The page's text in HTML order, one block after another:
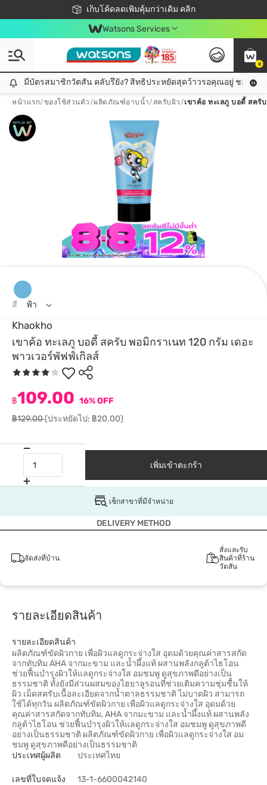
เก็บโค้ดลดเพิ่มคุ้มกว่าเดิม คลิก
ชอปออนไลน์ครั้งแรก ลดเพิ่มจุก ๆ 10%! 🎉
📦ส่งฟรี! เมื่อชอป 499฿
สมาชิกวัตสัน คลับดียังไง?
Watsons Services
0
มีบัตรสมาชิกวัตสัน คลับรึยัง? สิทธิประหยัดสุดว้าวรอคุณอยู่ ชอปคุ้มกว่าเดิม คลิก!
มีบัตรสมาชิกวัตสัน คลับรึยัง? สิทธิประหยัดสุดว้าวรอคุณอยู่ ชอปคุ้มก
หน้าแรก/ของใช้ส่วนตัว/ผลิตภัณฑ์อาบน้ำ/ สครับผิว/เขาค้อ ทะเลภู บอดี้ สครั
Khaokho
เขาค้อ ทะเลภู บอดี้ สครับ พอมิกราเนท 120 กรัม เดอะ
พาวเวอร์พัฟฟ์เกิลส์
฿109.00 16% OFF
฿129.00(ประหยัดไป: ฿20.00)
สี ฟ้า
เพิ่มเข้าตะกร้า
เช็กสาขาที่มีจำหน่าย
DELIVERY METHOD
จัดส่งที่บ้าน
สั่งและรับ
สินค้าที่ร้าน
วัตสัน
รายละเอียดสินค้า
รายละเอียดสินค้า
ผลิตภัณฑ์ขัดผิวกาย เพื่อผิวแลดูกระจ่างใส อุดมด้วยคุณค่าสารสกัด
จากทับทิม AHA จากมะขาม และน้ำผึ้งแท้ ผสานพลังกลูต้าไธโอน
ช่วยฟื้นบำรุงผิวให้แลดูกระจ่างใส อมชมพู ดูสุขภาพดีอย่างเป็น
ธรรมชาติ ทั้งยังมีส่วนผสมของไฮยาลูรอนที่ช่วยเติมความชุ่มชื้นให้
ผิว เม็ดสครับเนื้อละเอียดจากน้ำตาลธรรมชาติ ไม่บาดผิว สามารถ
ใช้ได้ทุกวัน ผลิตภัณฑ์ขัดผิวกาย เพื่อผิวแลดูกระจ่างใส อุดมด้วย
คุณค่าสารสกัดจากทับทิม, AHA จากมะขาม และน้ำผึ้งแท้ ผสานพลัง
กลูต้าไธโอน ช่วยฟื้นบำรุงผิวให้แลดูกระจ่างใส อมชมพู ดูสุขภาพดี
อย่างเป็นธรรมชาติ ผลิตภัณฑ์ขัดผิวกาย เพื่อผิวแลดูกระจ่างใส อม
ชมพู ดูสุขภาพดีอย่างเป็นธรรมชาติ
ประเทศผู้ผลิต
ประเทศไทย
เลขที่ใบจดแจ้ง 13-1-6600042140